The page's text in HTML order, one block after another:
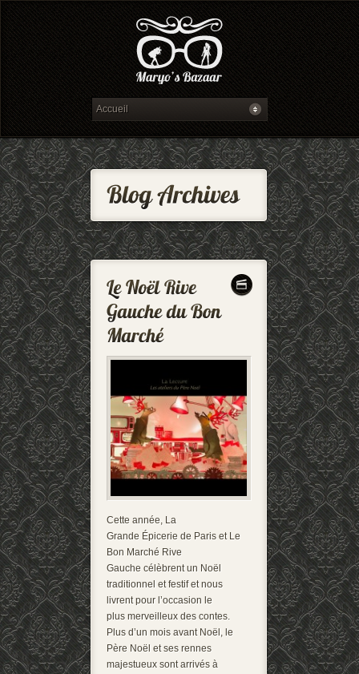
Cette année, La
Grande Épicerie de Paris et Le
Bon Marché Rive
Gauche célèbrent un Noël
traditionnel et festif et nous
livrent pour l’occasion le
plus merveilleux des contes.
Plus d’un mois avant Noël, le
Père Noël et ses rennes
majestueux sont arrivés à